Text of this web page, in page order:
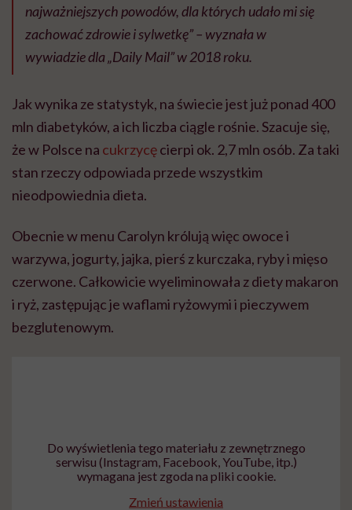
najważniejszych powodów, dla których udało mi się
zachować zdrowie i sylwetkę” – wyznała w
wywiadzie dla „Daily Mail” w 2018 roku.
Jak wynika ze statystyk, na świecie jest już ponad 400
mln diabetyków, a ich liczba ciągle rośnie. Szacuje się,
że w Polsce na cukrzycęcierpi ok. 2,7 mln osób. Za taki
stan rzeczy odpowiada przede wszystkim
nieodpowiednia dieta.
Obecnie w menu Carolyn królują więc owoce i
warzywa, jogurty, jajka, pierś z kurczaka, ryby i mięso
czerwone. Całkowicie wyeliminowała z diety makaron
i ryż, zastępując je waflami ryżowymi i pieczywem
bezglutenowym.
Do wyświetlenia tego materiału z zewnętrznego
serwisu (Instagram, Facebook, YouTube, itp.)
wymagana jest zgoda na pliki cookie.
Zmień ustawienia